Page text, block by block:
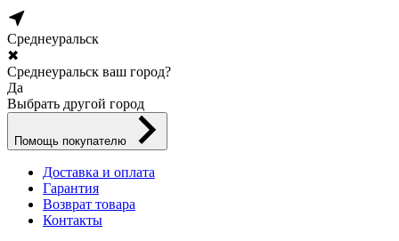
Среднеуральск
✖
Среднеуральск ваш город?
Да
Выбрать другой город
Помощь покупателю
Доставка и оплата
Гарантия
Возврат товара
Контакты